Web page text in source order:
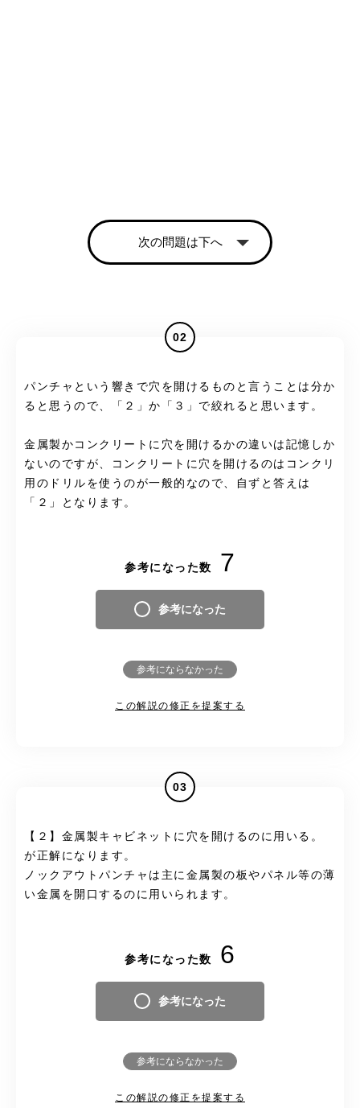
次の問題は下へ
02
パンチャという響きで穴を開けるものと言うことは分か
ると思うので、「２」か「３」で絞れると思います。
金属製かコンクリートに穴を開けるかの違いは記憶しか
ないのですが、コンクリートに穴を開けるのはコンクリ
用のドリルを使うのが一般的なので、自ずと答えは
「２」となります。
参考になった数 7
参考になった
参考にならなかった
この解説の修正を提案する
03
【２】金属製キャビネットに穴を開けるのに用いる。
が正解になります。
ノックアウトパンチャは主に金属製の板やパネル等の薄
い金属を開口するのに用いられます。
参考になった数 6
参考になった
参考にならなかった
この解説の修正を提案する